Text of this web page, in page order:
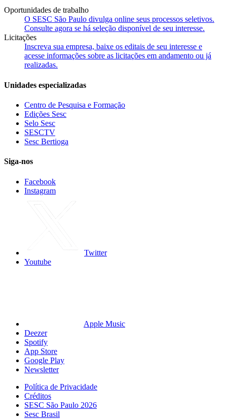
Oportunidades de trabalho
O SESC São Paulo divulga online seus processos seletivos.
Consulte agora se há seleção disponível de seu interesse.
Licitações
Inscreva sua empresa, baixe os editais de seu interesse e
acesse informações sobre as licitações em andamento ou já
realizadas.
Unidades especializadas
Centro de Pesquisa e Formação
Edições Sesc
Selo Sesc
SESCTV
Sesc Bertioga
Siga-nos
Facebook
Instagram
Twitter
Youtube
Apple Music
Deezer
Spotify
App Store
Google Play
Newsletter
Política de Privacidade
Créditos
SESC São Paulo 2026
Sesc Brasil